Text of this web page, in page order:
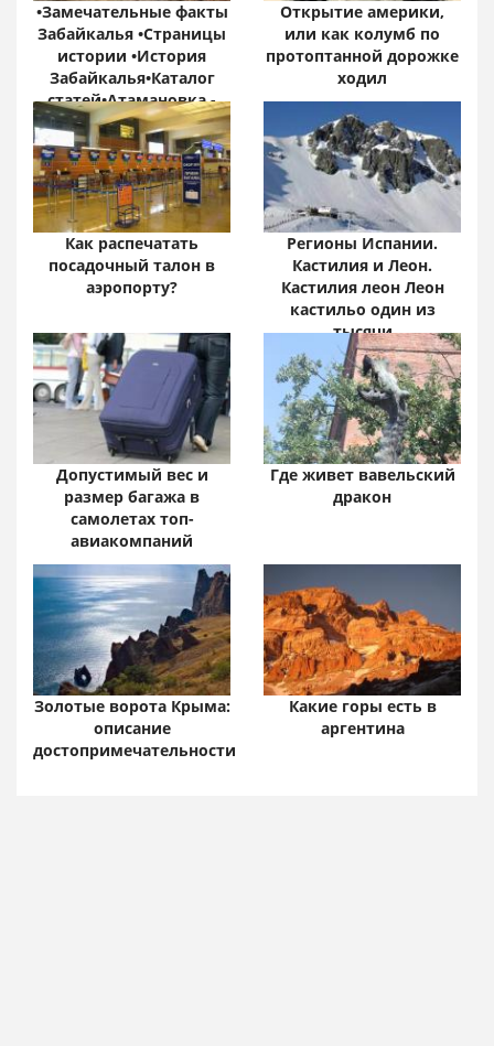
•Замечательные факты
Забайкалья •Страницы
истории •История
Забайкалья•Каталог
статей•Атамановка -
Онлайн•
Забайкальский край:
цифры и факты
Открытие америки,
или как колумб по
протоптанной дорожке
ходил
Как распечатать
посадочный талон в
аэропорту?
Регионы Испании.
Кастилия и Леон.
Кастилия леон Леон
кастильо один из
тысячи
Допустимый вес и
размер багажа в
самолетах топ-
авиакомпаний
Где живет вавельский
дракон
Золотые ворота Крыма:
описание
достопримечательности
Какие горы есть в
аргентина